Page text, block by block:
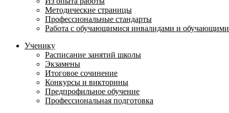
Методические страницы
Профессиональные стандарты
Работа с обучающимися инвалидами и
Ученику
Расписание занятий школы
Экзамены
Итоговое сочинение
Конкурсы и викторины
Предпрофильное обучение
Профессиональная подготовка